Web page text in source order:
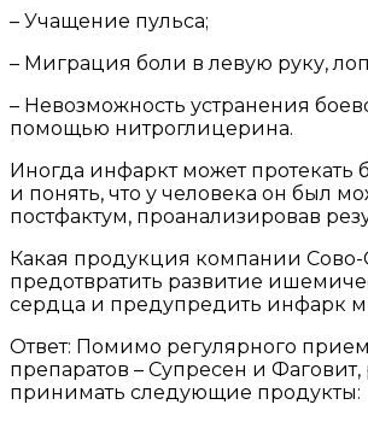
– Учащение пульса;
– Миграция боли в левую руку,
– Невозможность устранения
помощью нитроглицерина.
Иногда инфаркт может протекать
и понять, что у человека он был
постфактум, проанализировав
Какая продукция компании Сово-
предотвратить развитие
сердца и предупредить инфарк
Ответ: Помимо регулярного
препаратов – Супресен и
принимать следующие продукты: